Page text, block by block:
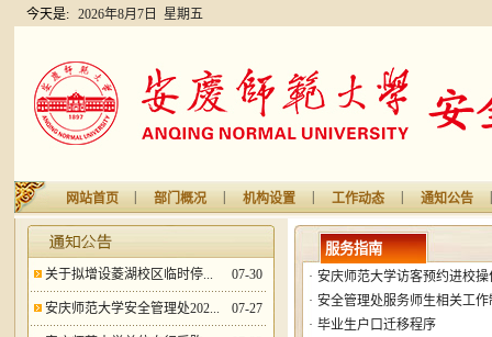
今天是: 2026年8月7日 星期五
网站首页 部门概况 机构设置 工作动态 通知公告
关于拟增设菱湖校区临时停... 07-30
安庆师范大学安全管理处202... 07-27
服务指南
· 安庆师范大学访客预约进校操
· 安全管理处服务师生相关工
· 毕业生户口迁移程序